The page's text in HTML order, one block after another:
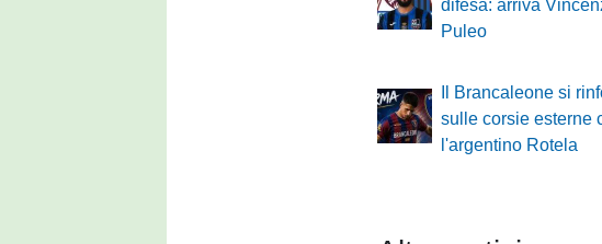
difesa: arriva
Puleo
Il Brancaleone si
sulle corsie esterne
l'argentino Rotela